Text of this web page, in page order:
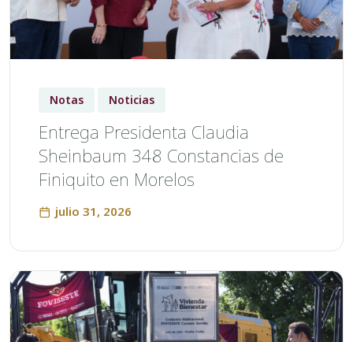
Notas Noticias
Entrega Presidenta Claudia
Sheinbaum 348 Constancias de
Finiquito en Morelos
julio 31, 2026